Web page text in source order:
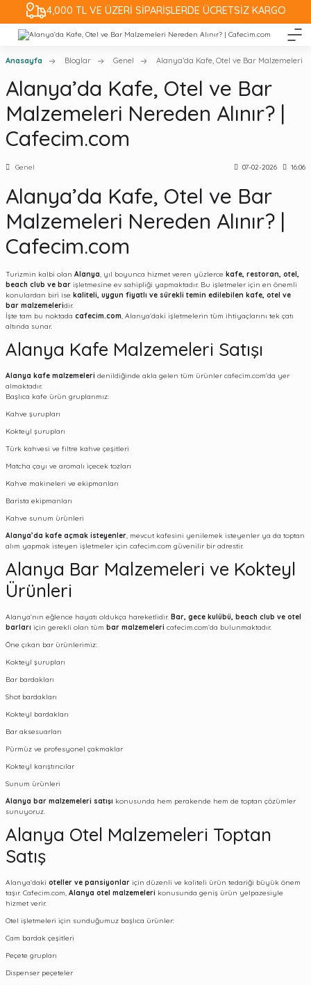
4,000 TL VE ÜZERİ SİPARİŞLERDE ÜCRETSİZ KARGO
Anasayfa Bloglar Genel Alanya’da Kafe, Otel ve Bar Malzemeleri
Alanya’da Kafe, Otel ve Bar
Malzemeleri Nereden Alınır? |
Cafecim.com
Genel 07-02-2026 16:06
Alanya’da Kafe, Otel ve Bar
Malzemeleri Nereden Alınır? |
Cafecim.com
Turizmin kalbi olan Alanya, yıl boyunca hizmet veren yüzlerce kafe, restoran, otel,
beach club ve bar işletmesine ev sahipliği yapmaktadır. Bu işletmeler için en önemli
konulardan biri ise kaliteli, uygun fiyatlı ve sürekli temin edilebilen kafe, otel ve
bar malzemeleridir.
İşte tam bu noktada cafecim.com, Alanya’daki işletmelerin tüm ihtiyaçlarını tek çatı
altında sunar.
Alanya Kafe Malzemeleri Satışı
Alanya kafe malzemeleri denildiğinde akla gelen tüm ürünler cafecim.com’da yer
almaktadır.
Başlıca kafe ürün gruplarımız:
Kahve şurupları
Kokteyl şurupları
Türk kahvesi ve filtre kahve çeşitleri
Matcha çayı ve aromalı içecek tozları
Kahve makineleri ve ekipmanları
Barista ekipmanları
Kahve sunum ürünleri
Alanya’da kafe açmak isteyenler, mevcut kafesini yenilemek isteyenler ya da toptan
alım yapmak isteyen işletmeler için cafecim.com güvenilir bir adrestir.
Alanya Bar Malzemeleri ve Kokteyl
Ürünleri
Alanya’nın eğlence hayatı oldukça hareketlidir. Bar, gece kulübü, beach club ve otel
barları için gerekli olan tüm bar malzemeleri cafecim.com’da bulunmaktadır.
Öne çıkan bar ürünlerimiz:
Kokteyl şurupları
Bar bardakları
Shot bardakları
Kokteyl bardakları
Bar aksesuarları
Pürmüz ve profesyonel çakmaklar
Kokteyl karıştırıcılar
Sunum ürünleri
Alanya bar malzemeleri satışı konusunda hem perakende hem de toptan çözümler
sunuyoruz.
Alanya Otel Malzemeleri Toptan
Satış
Alanya’daki oteller ve pansiyonlar için düzenli ve kaliteli ürün tedariği büyük önem
taşır. Cafecim.com, Alanya otel malzemeleri konusunda geniş ürün yelpazesiyle
hizmet verir.
Otel işletmeleri için sunduğumuz başlıca ürünler:
Cam bardak çeşitleri
Peçete grupları
Dispenser peçeteler